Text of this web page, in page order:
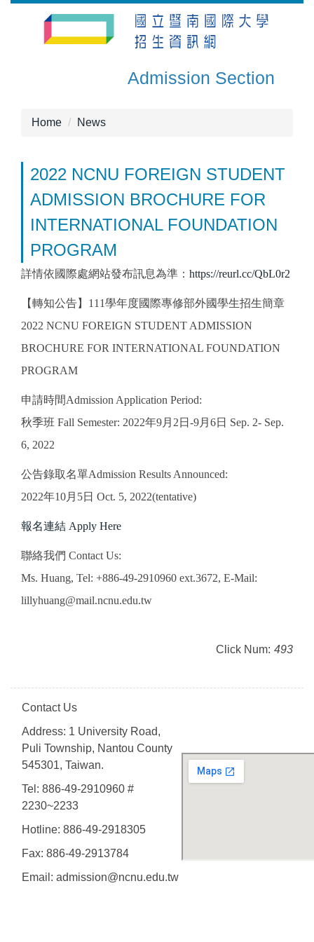
Admission Section
Home News
2022 NCNU FOREIGN STUDENT
ADMISSION BROCHURE FOR
INTERNATIONAL FOUNDATION
PROGRAM
詳情依國際處網站發布訊息為準： https://reurl.cc/QbL0r2
【轉知公告】111學年度國際專修部外國學生招生簡章
2022 NCNU FOREIGN STUDENT ADMISSION
BROCHURE FOR INTERNATIONAL FOUNDATION
PROGRAM
申請時間Admission Application Period:
秋季班 Fall Semester: 2022年9月2日-9月6日 Sep. 2- Sep.
6, 2022
公告錄取名單Admission Results Announced:
2022年10月5日 Oct. 5, 2022(tentative)
報名連結 Apply Here
聯絡我們 Contact Us:
Ms. Huang, Tel: +886-49-2910960 ext.3672, E-Mail:
lillyhuang@mail.ncnu.edu.tw
Click Num: 493
Contact Us
Address: 1 University Road,
Puli Township, Nantou County
545301, Taiwan.
Tel: 886-49-2910960 #
2230~2233
Hotline: 886-49-2918305
Fax: 886-49-2913784
Email: admission@ncnu.edu.tw